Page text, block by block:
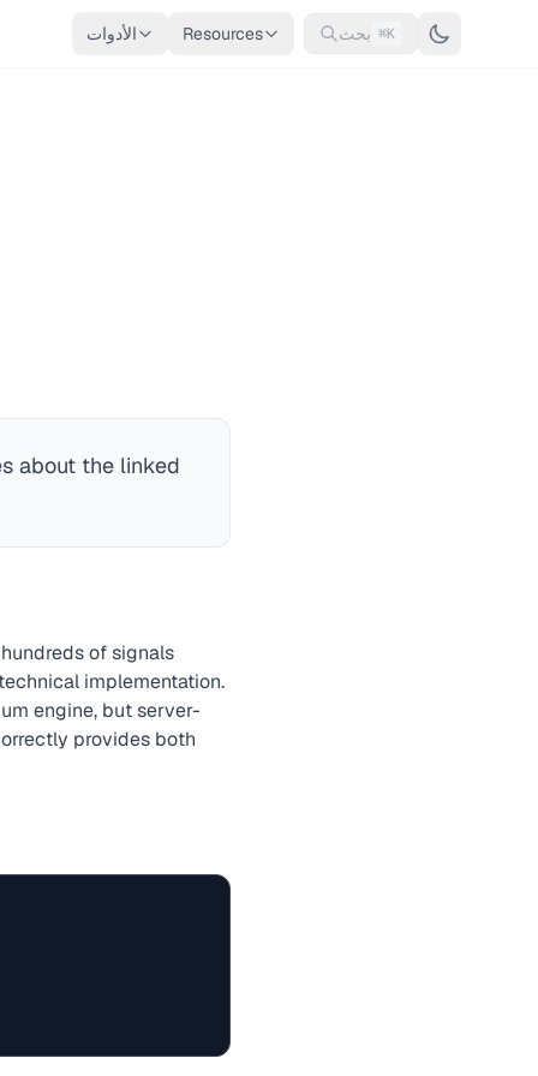
الأدوات Resources بحث ⌘K
about the linked
of signals
implementation.
engine, but server-
provides both